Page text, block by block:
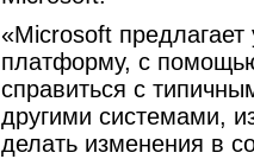
«Microsoft
платформу, с помощью
справиться с
другими системами,
делать изменения в